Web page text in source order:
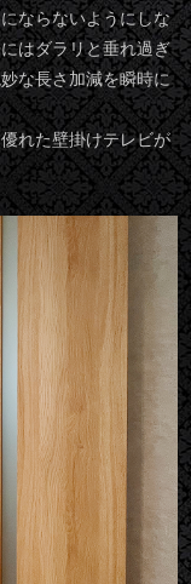
ならないようにしな
はダラリと垂れ過ぎ
な長さ加減を瞬時に
れた壁掛けテレビが